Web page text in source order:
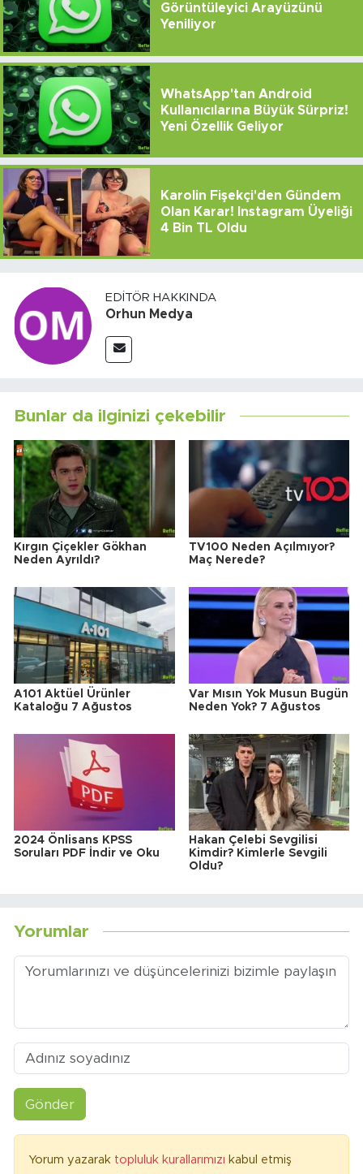
Görüntüleyici Arayüzünü
Yeniliyor
WhatsApp'tan Android
Kullanıcılarına Büyük Sürpriz!
Yeni Özellik Geliyor
Karolin Fişekçi'den Gündem
Olan Karar! Instagram Üyeliği
4 Bin TL Oldu
EDITÖR HAKKINDA
Orhun Medya
Bunlar da ilginizi çekebilir
Kırgın Çiçekler Gökhan
Neden Ayrıldı?
TV100 Neden Açılmıyor?
Maç Nerede?
A101 Aktüel Ürünler
Kataloğu 7 Ağustos
Var Mısın Yok Musun Bugün
Neden Yok? 7 Ağustos
2024 Önlisans KPSS
Soruları PDF İndir ve Oku
Hakan Çelebi Sevgilisi
Kimdir? Kimlerle Sevgili
Oldu?
Yorumlar
Gönder
Yorum yazarak topluluk kurallarımızı kabul etmiş